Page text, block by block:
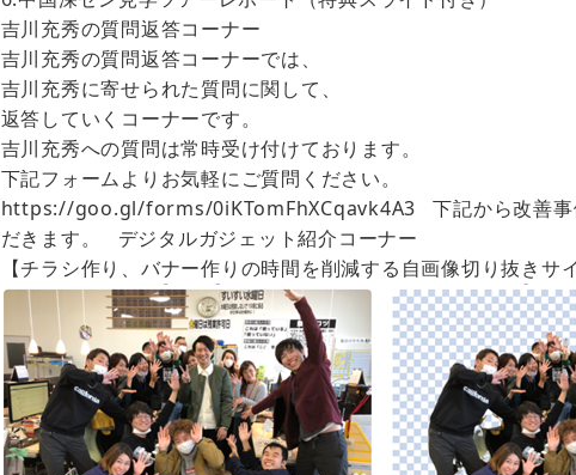
吉川充秀の質問返答コーナー
吉川充秀の質問返答コーナーでは、
吉川充秀に寄せられた質問に関して、
返答していくコーナーです。
吉川充秀への質問は常時受け付けております。
下記フォームよりお気軽にご質問ください。
https://goo.gl/forms/0iKTomFhXCqavk4A3 下記から改善事
だきます。 デジタルガジェット紹介コーナー
【チラシ作り、バナー作りの時間を削減する自画像切り抜きサイ